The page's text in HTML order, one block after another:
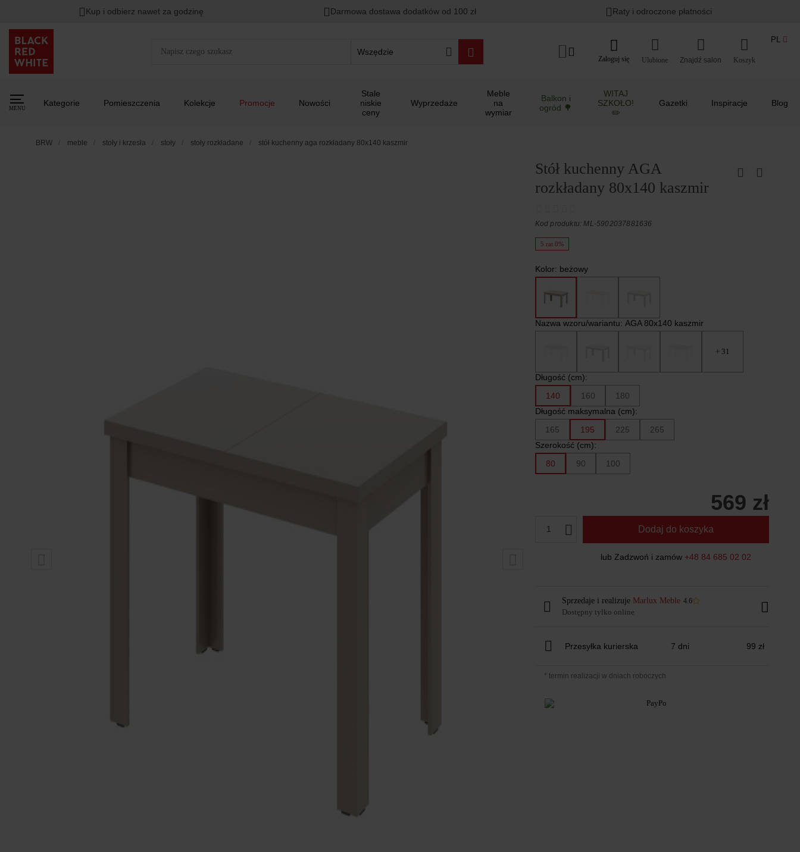
Kup i odbierz nawet za godzinę Darmowa dostawa dodatków od 100 zł Raty i odroczone płatności
Wszędzie
Zaloguj się Ulubione Koszyk
PL
MENU
Kategorie Pomieszczenia Kolekcje Promocje Nowości
Stale
niskie
ceny
Wyprzedaże
Meble
na
wymiar
Balkon i
ogród 🌳
WITAJ
SZKOŁO!
✏️
Gazetki Inspiracje Blog
BRW meble stoły i krzesła stoły stoły rozkładane stół kuchenny aga rozkładany 80x140 kaszmir
Stół kuchenny AGA
rozkładany 80x140 kaszmir
Kod produktu: ML-5902037881636
5 rat 0%
Kolor: beżowy
Nazwa wzoru/wariantu: AGA 80x140 kaszmir
+ 31
Długość (cm):
140
160
180
Długość maksymalna (cm):
165
195 225
265
Szerokość (cm):
80
90 100
569 zł
1 Dodaj do koszyka
lub Zadzwoń i zamów +48 84 685 02 02
Sprzedaje i realizuje Marlux Meble 4.6
Dostępny tylko online
Przesyłka kurierska 7 dni 99 zł
* termin realizacji w dniach roboczych